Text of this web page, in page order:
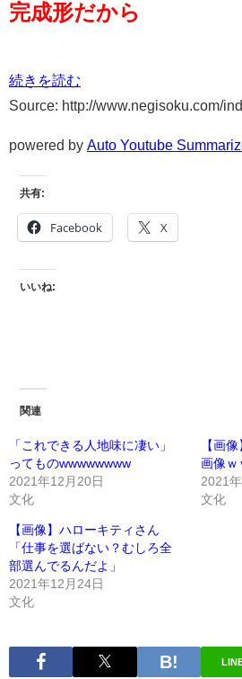
完成形だから
続きを読む
Source: http://www.negisoku.com/
powered by Auto Youtube
共有:
Facebook X
いいね:
関連
「これできる人地味に凄い」
ってものwwwwwwww
2021年12月20日
文化
【画
画像ｗ
2021
文化
【画像】ハローキティさん
「仕事を選ばない？むしろ全
部選んでるんだよ」
2021年12月24日
文化